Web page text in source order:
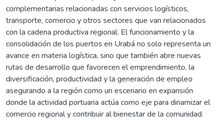
complementarias relacionadas con servicios logísticos,
transporte, comercio y otros sectores que van relacionados
con la cadena productiva regional. El funcionamiento y la
consolidación de los puertos en Urabá no solo representa un
avance en materia logística, sino que también abre nuevas
rutas de desarrollo que favorecen el emprendimiento, la
diversificación, productividad y la generación de empleo
asegurando a la región como un escenario en expansión
donde la actividad portuaria actúa como eje para dinamizar el
comercio regional y contribuir al bienestar de la comunidad.